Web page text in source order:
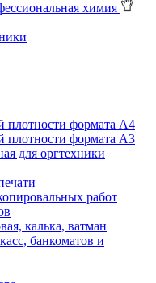
химия
формата А4
формата А3
для оргтехники
работ
калька, ватман
банкоматов и